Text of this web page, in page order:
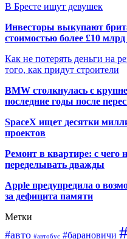
В Бресте ищут девушек
Инвесторы выкупают
стоимостью более £10
Как не потерять деньги на
того, как придут строители
BMW столкнулась с
последние годы после
SpaceX ищет десятки
проектов
Ремонт в квартире: с чего
переделывать дважды
Apple предупредила о
за дефицита памяти
Метки
#авто #автобус #барановичи